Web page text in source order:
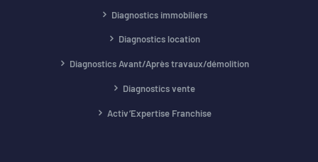
Diagnostics immobiliers
Diagnostics location
Diagnostics Avant/Après travaux/démolition
Diagnostics vente
Activ’Expertise Franchise